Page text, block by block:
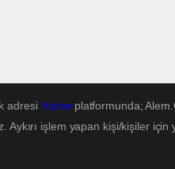
adresi Haberplatformunda;
Aykırı işlem yapan kişi/kişiler için